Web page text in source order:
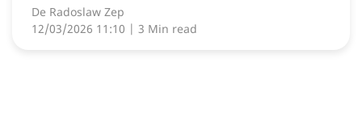
De Radoslaw Zep
12/03/2026 11:10 | 3 Min read